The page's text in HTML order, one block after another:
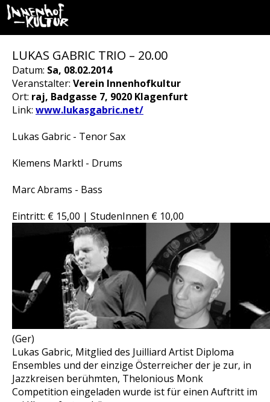
LUKAS GABRIC TRIO – 20.00
Datum: Sa, 08.02.2014
Veranstalter: Verein Innenhofkultur
Ort: raj, Badgasse 7, 9020 Klagenfurt
Link: www.lukasgabric.net/
Lukas Gabric - Tenor Sax
Klemens Marktl - Drums
Marc Abrams - Bass
Eintritt: € 15,00 | StudenInnen € 10,00
(Ger)
Lukas Gabric, Mitglied des Juilliard Artist Diploma
Ensembles und der einzige Österreicher der je zur, in
Jazzkreisen berühmten, Thelonious Monk
Competition eingeladen wurde ist für einen Auftritt im